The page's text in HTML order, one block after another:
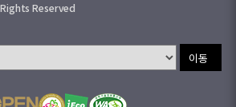
Reserved
이동